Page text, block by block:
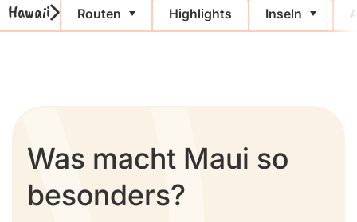
Hawaii Routen Highlights Inseln
Was macht Maui so
besonders?